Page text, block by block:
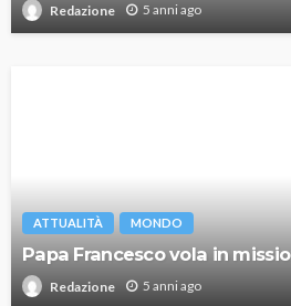
Redazione 5 anni ago
ATTUALITÀ MONDO
Papa Francesco vola in
Redazione 5 anni ago